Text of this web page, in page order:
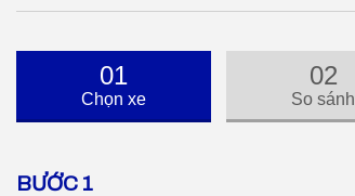
01
Chọn xe
02
So sánh
BƯỚC 1